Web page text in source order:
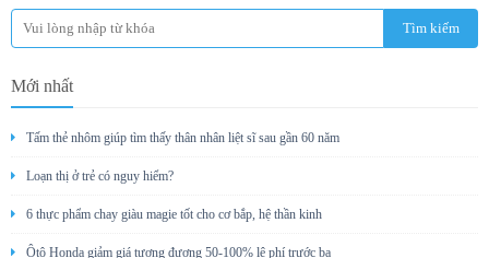
Mới nhất
Tấm thẻ nhôm giúp tìm thấy thân nhân liệt sĩ sau gần 60 năm
Loạn thị ở trẻ có nguy hiểm?
6 thực phẩm chay giàu magie tốt cho cơ bắp, hệ thần kinh
Ôtô Honda giảm giá tương đương 50-100% lệ phí trước bạ